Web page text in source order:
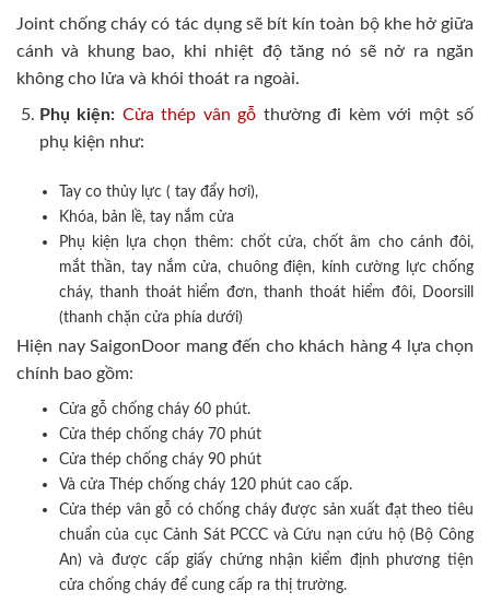
Joint chống cháy có tác dụng sẽ bít kín toàn bộ khe hở giữa
cánh và khung bao, khi nhiệt độ tăng nó sẽ nở ra ngăn
không cho lửa và khói thoát ra ngoài.
Phụ kiện: Cửa thép vân gỗ thường đi kèm với một số
phụ kiện như:
Tay co thủy lực ( tay đẩy hơi),
Khóa, bản lề, tay nắm cửa
Phụ kiện lựa chọn thêm: chốt cửa, chốt âm cho cánh đôi,
mắt thần, tay nắm cửa, chuông điện, kính cường lực chống
cháy, thanh thoát hiểm đơn, thanh thoát hiểm đôi, Doorsill
(thanh chặn cửa phía dưới)
Hiện nay SaigonDoor mang đến cho khách hàng 4 lựa chọn
chính bao gồm:
Cửa gỗ chống cháy 60 phút.
Cửa thép chống cháy 70 phút
Cửa thép chống cháy 90 phút
Và cửa Thép chống cháy 120 phút cao cấp.
Cửa thép vân gỗ có chống cháy được sản xuất đạt theo tiêu
chuẩn của cục Cảnh Sát PCCC và Cứu nạn cứu hộ (Bộ Công
An) và được cấp giấy chứng nhận kiểm định phương tiện
cửa chống cháy để cung cấp ra thị trường.